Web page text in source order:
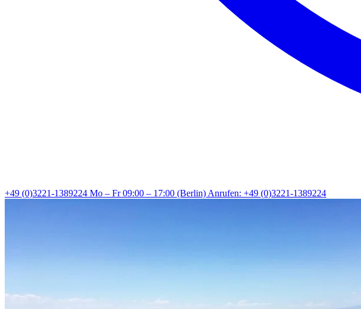
+49 (0)3221-1389224 Mo – Fr 09:00 – 17:00 (Berlin) Anrufen: +49 (0)3221-1389224